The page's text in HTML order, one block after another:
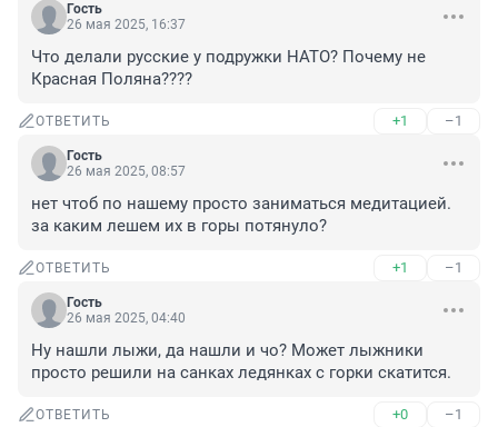
Гость
26 мая 2025, 16:37
Что делали русские у подружки НАТО? Почему не
Красная Поляна????
ОТВЕТИТЬ +1 –1
Гость
26 мая 2025, 08:57
нет чтоб по нашему просто заниматься медитацией.
за каким лешем их в горы потянуло?
ОТВЕТИТЬ +1 –1
Гость
26 мая 2025, 04:40
Ну нашли лыжи, да нашли и чо? Может лыжники
просто решили на санках ледянках с горки скатится.
ОТВЕТИТЬ +0 –1